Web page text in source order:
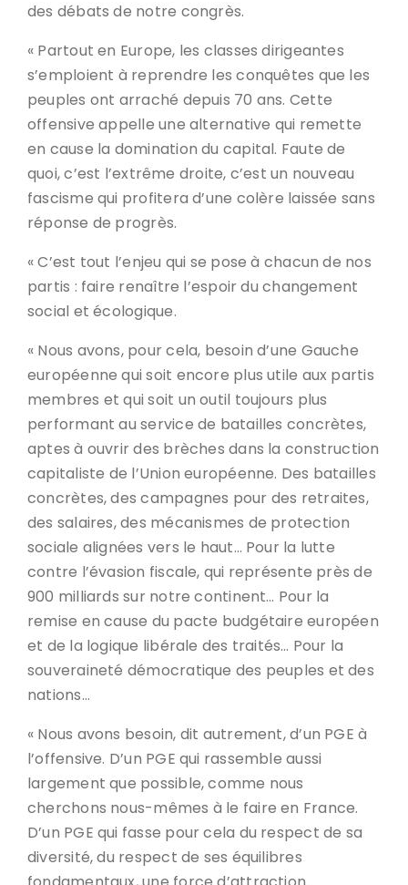
des débats de notre congrès.
« Partout en Europe, les classes dirigeantes
s’emploient à reprendre les conquêtes que les
peuples ont arraché depuis 70 ans. Cette
offensive appelle une alternative qui remette
en cause la domination du capital. Faute de
quoi, c’est l’extrême droite, c’est un nouveau
fascisme qui profitera d’une colère laissée sans
réponse de progrès.
« C’est tout l’enjeu qui se pose à chacun de nos
partis : faire renaître l’espoir du changement
social et écologique.
« Nous avons, pour cela, besoin d’une Gauche
européenne qui soit encore plus utile aux partis
membres et qui soit un outil toujours plus
performant au service de batailles concrètes,
aptes à ouvrir des brèches dans la construction
capitaliste de l’Union européenne. Des batailles
concrètes, des campagnes pour des retraites,
des salaires, des mécanismes de protection
sociale alignées vers le haut… Pour la lutte
contre l’évasion fiscale, qui représente près de
900 milliards sur notre continent… Pour la
remise en cause du pacte budgétaire européen
et de la logique libérale des traités… Pour la
souveraineté démocratique des peuples et des
nations…
« Nous avons besoin, dit autrement, d’un PGE à
l’offensive. D’un PGE qui rassemble aussi
largement que possible, comme nous
cherchons nous-mêmes à le faire en France.
D’un PGE qui fasse pour cela du respect de sa
diversité, du respect de ses équilibres